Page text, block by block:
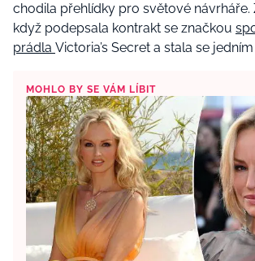
chodila přehlídky pro světové návrháře.
když podepsala kontrakt se značkou
prádla Victoria’s Secret a stala se jedním
MOHLO BY SE VÁM LÍBIT